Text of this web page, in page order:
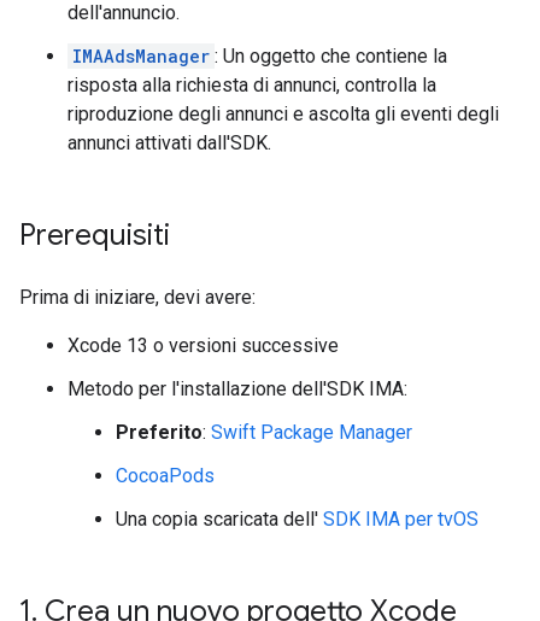
dell'annuncio.
IMAAdsManager : Un oggetto che contiene la
risposta alla richiesta di annunci, controlla la
riproduzione degli annunci e ascolta gli eventi degli
annunci attivati dall'SDK.
Prerequisiti
Prima di iniziare, devi avere:
Xcode 13 o versioni successive
Metodo per l'installazione dell'SDK IMA:
Preferito: Swift Package Manager
CocoaPods
Una copia scaricata dell' SDK IMA per tvOS
1. Crea un nuovo progetto Xcode